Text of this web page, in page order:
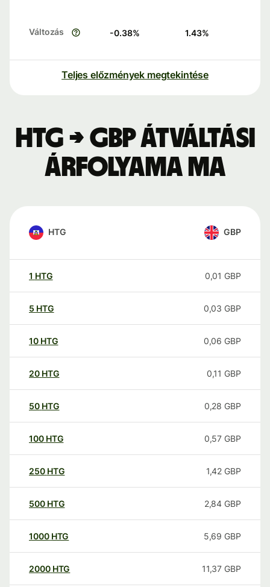
Változás -0.38% 1.43%
Teljes előzmények megtekintése
HTG → GBP átváltási
árfolyama ma
HTG GBP
1 HTG 0,01 GBP
5 HTG 0,03 GBP
10 HTG 0,06 GBP
20 HTG 0,11 GBP
50 HTG 0,28 GBP
100 HTG 0,57 GBP
250 HTG 1,42 GBP
500 HTG 2,84 GBP
1000 HTG 5,69 GBP
2000 HTG 11,37 GBP